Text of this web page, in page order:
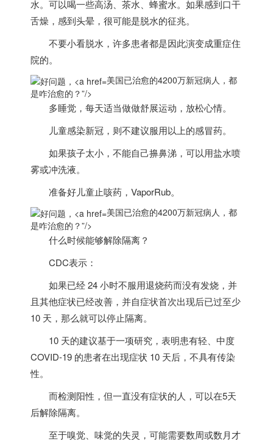
水。可以喝一些高汤、茶水、蜂蜜水。如果感到口干
舌燥，感到头晕，很可能是脱水的征兆。
不要小看脱水，许多患者都是因此演变成重症住
院的。
美国已治愈的4200万新冠病人，都
是咋治愈的？”/>
多睡觉，每天适当做做舒展运动，放松心情。
儿童感染新冠，则不建议服用以上的感冒药。
如果孩子太小，不能自己擤鼻涕，可以用盐水喷
雾或冲洗液。
准备好儿童止咳药，VaporRub。
美国已治愈的4200万新冠病人，都
是咋治愈的？”/>
什么时候能够解除隔离？
CDC表示：
如果已经 24 小时不服用退烧药而没有发烧，并
且其他症状已经改善， 并自症状首次出现后已过至少
10 天，那么就可以停止隔离。
10 天的建议基于一项研究， 表明患有轻、中度
COVID-19 的患者在出现症状 10 天后，不具有传染
性。
而检测阳性，但一直没有症状的人，可以在5天
后解除隔离。
至于嗅觉、味觉的失灵，可能需要数周或数月才